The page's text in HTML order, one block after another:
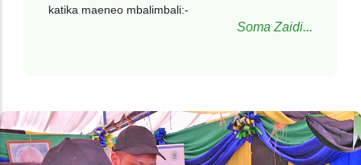
katika maeneo mbalimbali:-
Soma Zaidi...